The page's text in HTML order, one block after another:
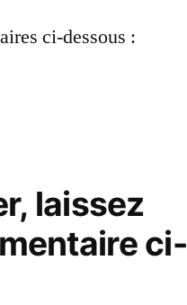
ci-dessous :
laissez
ci-